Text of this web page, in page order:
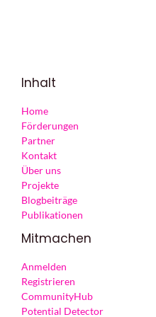
Inhalt
Home
Förderungen
Partner
Kontakt
Über uns
Projekte
Blogbeiträge
Publikationen
Mitmachen
Anmelden
Registrieren
CommunityHub
Potential Detector